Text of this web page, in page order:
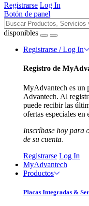
Registrarse Log In
Botón de panel
disponibles
Registrarse / Log In
Registro de
MyAdvantech es un
Advantech. Al
puede recibir las
ofertas especiales en
Inscríbase hoy para
de su cuenta.
Registrarse Log In
MyAdvantech
Productos
Placas Integradas &